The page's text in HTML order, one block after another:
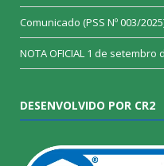
Comunicado (PSS Nº 003/
NOTA OFICIAL 1 de setembro
DESENVOLVIDO POR CR2